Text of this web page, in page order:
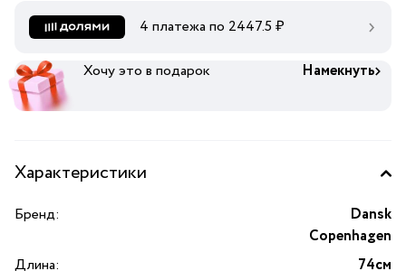
4 платежа по 2447.5 ₽
Хочу это в подарок Намекнуть
Характеристики
Бренд:
Dansk
Copenhagen
Длина:
74см